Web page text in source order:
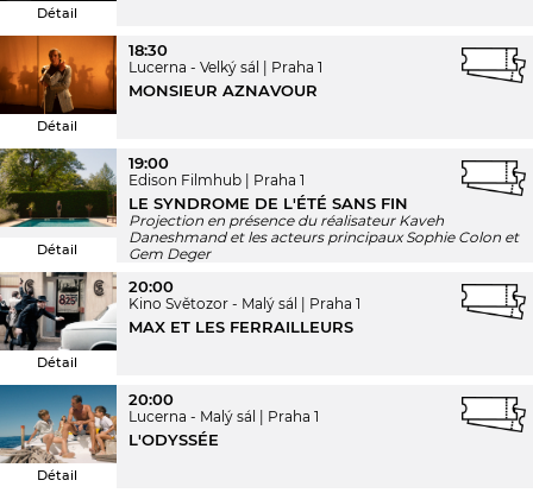
Détail
Détail
18:30
Lucerna - Velký sál Praha 1
MONSIEUR AZNAVOUR
Détail
19:00
Edison Filmhub Praha 1
LE SYNDROME DE L'ÉTÉ SANS FIN
Projection en présence du réalisateur Kaveh
Daneshmand et les acteurs principaux Sophie Colon et
Gem Deger
Détail
20:00
Kino Světozor - Malý sál Praha 1
MAX ET LES FERRAILLEURS
Détail
20:00
Lucerna - Malý sál Praha 1
L'ODYSSÉE